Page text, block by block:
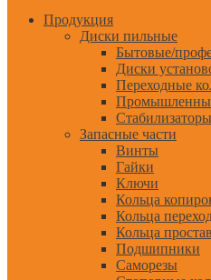
Продукция
Диски пильные
Бытовые/
Диски
Переходные
Запасные части
Винты
Гайки
Ключи
Кольца
Кольца
Кольца
Подшипники
Саморезы